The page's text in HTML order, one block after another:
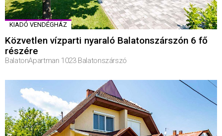
KIADÓ VENDÉGHÁZ
Közvetlen vízparti nyaraló Balatonszárszón 6 fő
részére
BalatonApartman 1023 Balatonszárszó